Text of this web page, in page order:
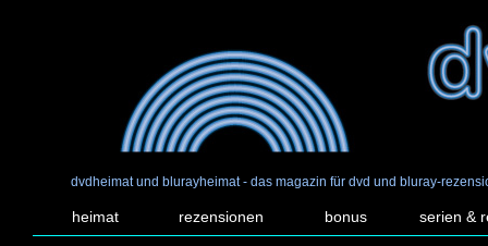
dvdheimat und blurayheimat - das magazin für dvd und bluray-
heimat rezensionen bonus serien &